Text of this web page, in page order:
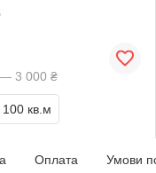
— 3 000 ₴
100 кв.м
Оплата Умови